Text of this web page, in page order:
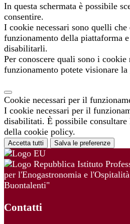
In questa schermata è possibile
consentire.
I cookie necessari sono quelli che
funzionamento della piattaforma
disabilitarli.
Per conoscere quali sono i cookie
funzionamento potete visionare la
Cookie necessari per il
I cookie necessari per il
disabilitati. È possibile consultare
della cookie policy.
Accetta tutti Salva le preferenze
Istituto
per l'Enogastronomia e
Buontalenti"
Contatti